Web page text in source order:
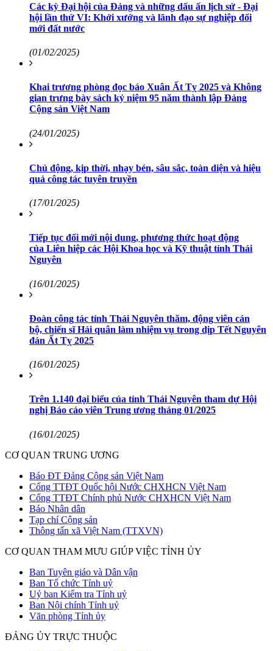
Các kỳ Đại hội của Đảng và những dấu ấn lịch sử - Đại
hội lần thứ VI: Khởi xướng và lãnh đạo sự nghiệp đổi
mới đất nước
(01/02/2025)
Khai trương phòng đọc báo Xuân Ất Tỵ 2025 và Không
gian trưng bày sách kỷ niệm 95 năm thành lập Đảng
Cộng sản Việt Nam
(24/01/2025)
Chủ động, kịp thời, nhạy bén, sâu sắc, toàn diện và hiệu
quả công tác tuyên truyền
(17/01/2025)
Tiếp tục đổi mới nội dung, phương thức hoạt động
của Liên hiệp các Hội Khoa học và Kỹ thuật tỉnh Thái
Nguyên
(16/01/2025)
Đoàn công tác tỉnh Thái Nguyên thăm, động viên cán
bộ, chiến sĩ Hải quân làm nhiệm vụ trong dịp Tết Nguyên
đán Ất Tỵ 2025
(16/01/2025)
Trên 1.140 đại biểu của tỉnh Thái Nguyên tham dự Hội
nghị Báo cáo viên Trung ương tháng 01/2025
(16/01/2025)
CƠ QUAN TRUNG ƯƠNG
Báo ĐT Đảng Cộng sản Việt Nam
Cổng TTĐT Quốc hội Nước CHXHCN Việt Nam
Cổng TTĐT Chính phủ Nước CHXHCN Việt Nam
Báo Nhân dân
Tạp chí Cộng sản
Thông tấn xã Việt Nam (TTXVN)
CƠ QUAN THAM MƯU GIÚP VIỆC TỈNH ỦY
Ban Tuyên giáo và Dân vận
Ban Tổ chức Tỉnh uỷ
Uỷ ban Kiểm tra Tỉnh uỷ
Ban Nội chính Tỉnh uỷ
Văn phòng Tỉnh ủy
ĐẢNG ỦY TRỰC THUỘC